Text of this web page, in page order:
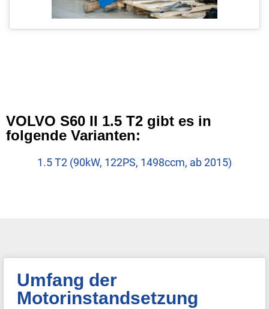
VOLVO S60 II 1.5 T2 gibt es in
folgende Varianten:
1.5 T2 (90kW, 122PS, 1498ccm, ab 2015)
Umfang der
Motorinstandsetzung